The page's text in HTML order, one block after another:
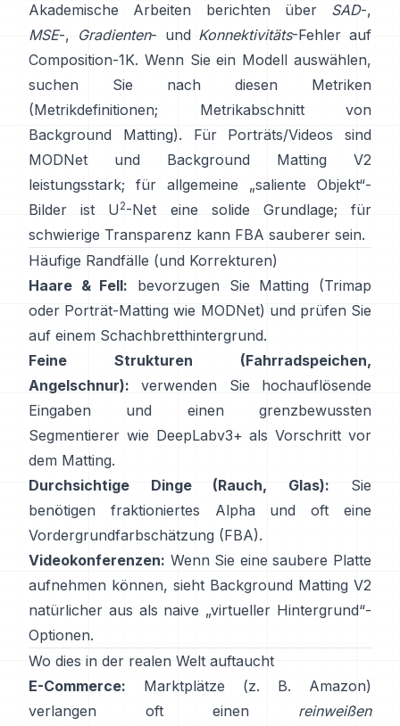
Akademische Arbeiten berichten über SAD-,
MSE-, Gradienten- und Konnektivitäts-Fehler auf
Composition-1K. Wenn Sie ein Modell auswählen,
suchen Sie nach diesen Metriken
(Metrikdefinitionen;
Metrikabschnitt von
Background Matting). Für Porträts/Videos sind
MODNet und
Background Matting V2
leistungsstark; für allgemeine „saliente Objekt“-
Bilder ist
U 2-Net eine solide Grundlage; für
schwierige Transparenz kann FBA sauberer sein.
Häufige Randfälle (und Korrekturen)
Haare & Fell: bevorzugen Sie Matting (Trimap
oder Porträt-Matting wie MODNet) und prüfen Sie
auf einem Schachbretthintergrund.
Feine Strukturen (Fahrradspeichen,
Angelschnur): verwenden Sie hochauflösende
Eingaben und einen grenzbewussten
Segmentierer wie DeepLabv3+ als Vorschritt vor
dem Matting.
Durchsichtige Dinge (Rauch, Glas): Sie
benötigen fraktioniertes Alpha und oft eine
Vordergrundfarbschätzung (FBA).
Videokonferenzen: Wenn Sie eine saubere Platte
aufnehmen können, sieht Background Matting V2
natürlicher aus als naive „virtueller Hintergrund“-
Optionen.
Wo dies in der realen Welt auftaucht
E-Commerce: Marktplätze (z. B. Amazon)
verlangen oft einen reinweißen